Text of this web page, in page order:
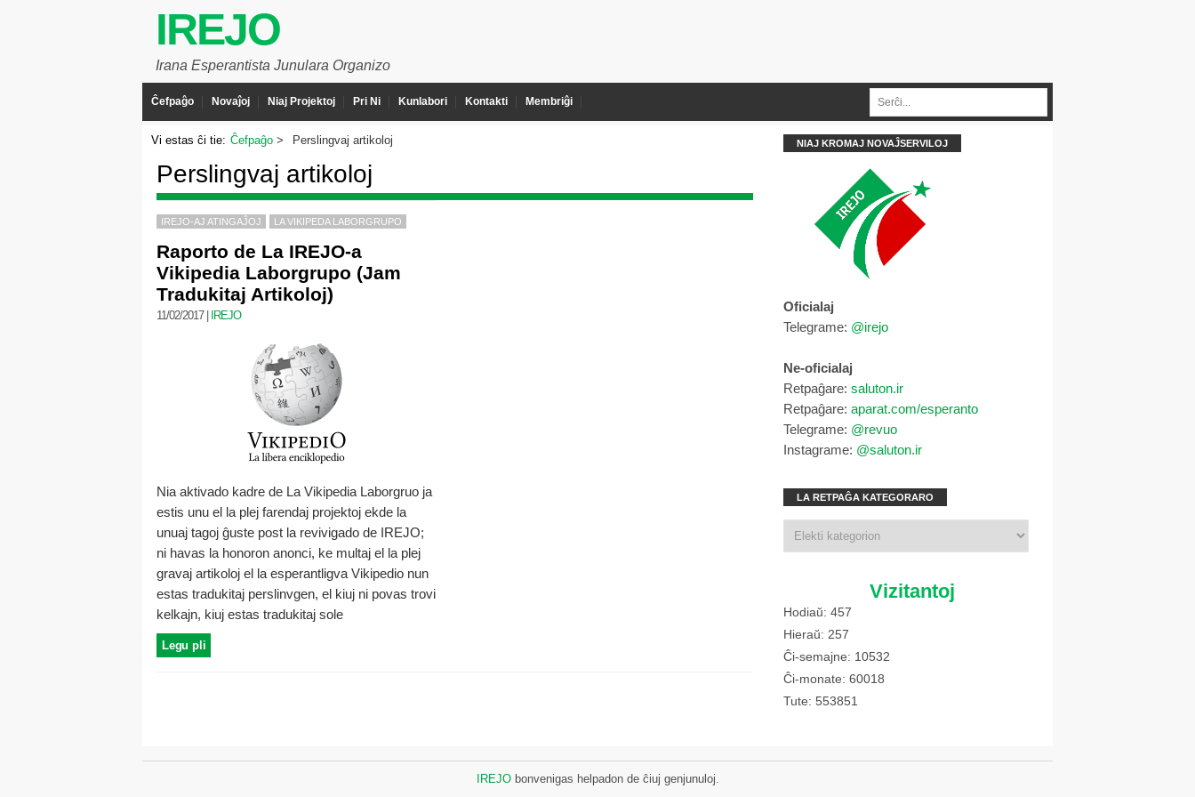
IREJO
Irana Esperantista Junulara Organizo
Ĉefpaĝo Novaĵoj Niaj Projektoj Pri Ni Kunlabori Kontakti Membriĝi
Vi estas ĉi tie: Ĉefpaĝo Perslingvaj artikoloj
Perslingvaj artikoloj
IREJO-AJ ATINGAĴOJ LA VIKIPEDA LABORGRUPO
Raporto de La IREJO-a
Vikipedia Laborgrupo (Jam
Tradukitaj Artikoloj)
11/02/2017| IREJO
Nia aktivado kadre de La Vikipedia Laborgruo ja
estis unu el la plej farendaj projektoj ekde la
unuaj tagoj ĝuste post la revivigado de IREJO;
ni havas la honoron anonci, ke multaj el la plej
gravaj artikoloj el la esperantligva Vikipedio nun
estas tradukitaj perslinvgen, el kiuj ni povas trovi
kelkajn, kiuj estas tradukitaj sole
Legu pli
NIAJ KROMAJ NOVAĴSERVILOJ
Oficialaj
Telegrame: @irejo
Ne-oficialaj
Retpaĝare:saluton.ir
Retpaĝare:aparat.com/esperanto
Telegrame: @revuo
Instagrame: @saluton.ir
LA RETPAĜA KATEGORARO
Vizitantoj
Hodiaŭ: 457
Hieraŭ: 257
Ĉi-semajne: 10532
Ĉi-monate: 60018
Tute: 553851
IREJObonvenigas helpadon de ĉiuj genjunuloj.